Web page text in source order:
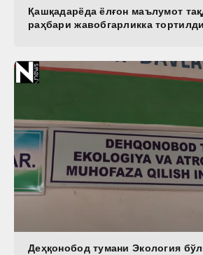
Қашқадарёда ёлғон маълумот
раҳбари жавобгарликка тортилди
Деҳқонобод тумани Экология